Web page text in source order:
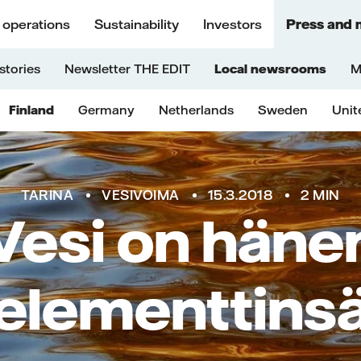
operations Sustainability Investors Press and
Newsletter THE EDIT Local newsrooms
Finland Germany Netherlands Sweden
TARINA VESIVOIMA 15.3.2018 2 MIN
on